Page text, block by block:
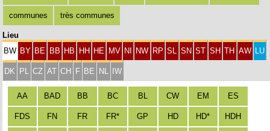
communes très communes
Lieu
BW BY BE BB HB HH HE MV NI NW RP SL SN ST SH TH AW LU
DK PL CZ AT CH F BE NL IW
AA BAD BB BC BL CW EM ES
FDS FN FR FR* GP HD HD* HDH